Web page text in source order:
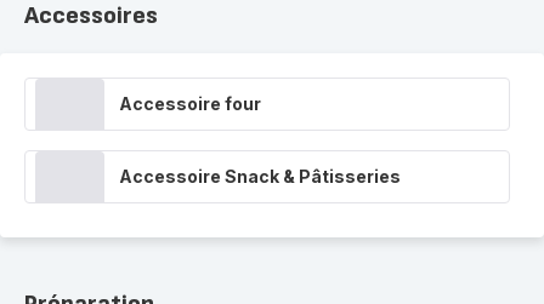
Accessoires
Accessoire four
Accessoire Snack & Pâtisseries